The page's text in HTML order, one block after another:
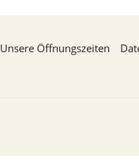
Unsere Öffnungszeiten